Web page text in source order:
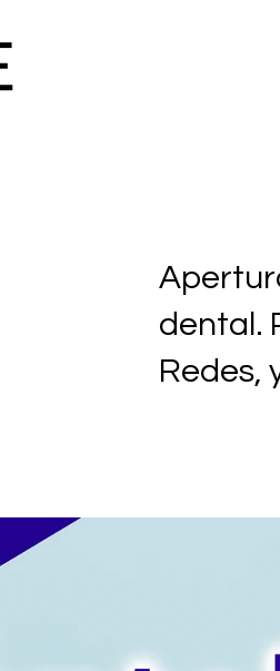
dental.
Redes,